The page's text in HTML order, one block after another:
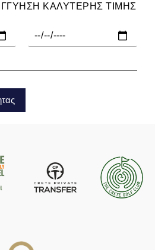
ΚΑΛΥΤΕΡΗΣ ΤΙΜΗΣ